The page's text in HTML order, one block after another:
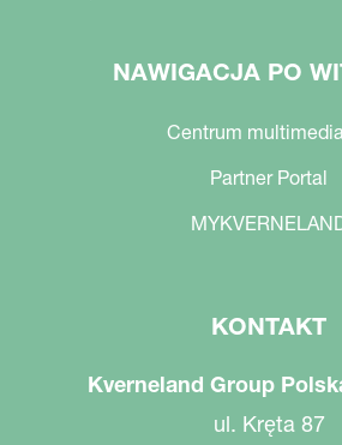
NAWIGACJA PO
Centrum
Partner Portal
KONTAKT
Kverneland Group
ul. Kręta 87